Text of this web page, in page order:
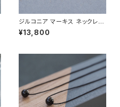
ジルコニア マーキス ネックレス
シルバー925 メンズ ユニセック
ス
¥13,800